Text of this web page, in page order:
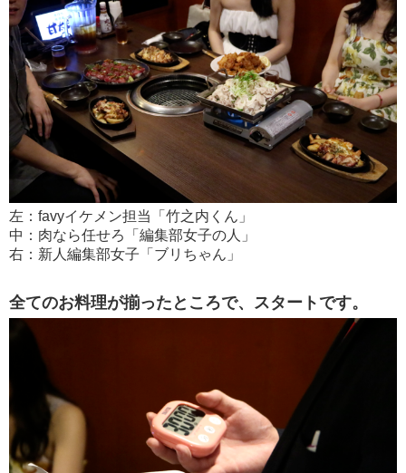
左：favyイケメン担当「竹之内くん」
中：肉なら任せろ「編集部女子の人」
右：新人編集部女子「ブリちゃん」
全てのお料理が揃ったところで、スタートです。